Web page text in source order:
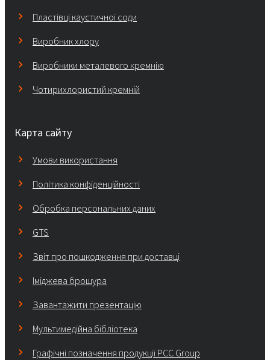
Пластівці каустичної соди
Виробник хлору
Виробники металевого кремнію
Чотирихлористий кремній
Карта сайту
Умови використання
Політика конфіденційності
Обробка персональних даних
GTS
Звіт про пошкодження при доставці
Іміджева брошура
Завантажити презентацію
Мультимедійна бібліотека
Графічні позначення продукції PCC Group